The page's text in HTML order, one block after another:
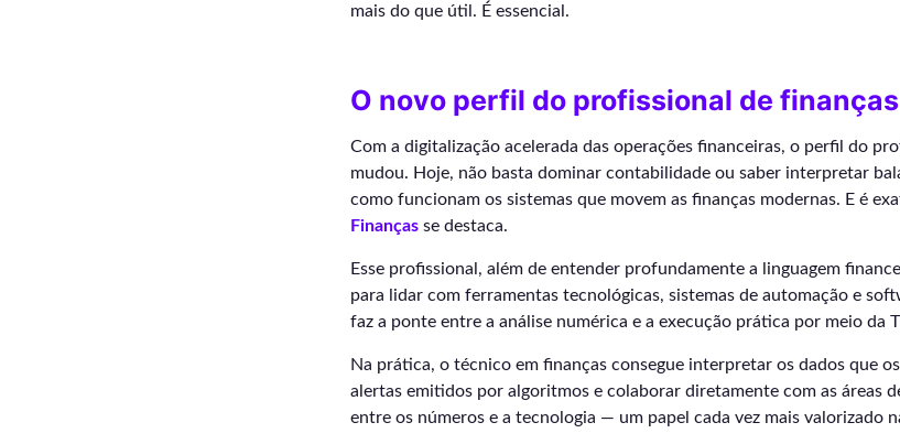
mais do que útil. É essencial.
O novo perfil do profissional de finanças
Com a digitalização acelerada das operações financeiras, o perfil do
mudou. Hoje, não basta dominar contabilidade ou saber interpretar
como funcionam os sistemas que movem as finanças modernas. E é
Finanças se destaca.
Esse profissional, além de entender profundamente a linguagem
para lidar com ferramentas tecnológicas, sistemas de automação e
faz a ponte entre a análise numérica e a execução prática por meio da
Na prática, o técnico em finanças consegue interpretar os dados que
alertas emitidos por algoritmos e colaborar diretamente com as áreas
entre os números e a tecnologia — um papel cada vez mais valorizado